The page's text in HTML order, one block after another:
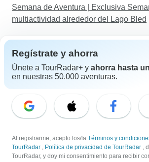
Semana de Aventura | Exclusiva
multiactividad alrededor del Lago Bled
Ayuda
Correo electrónico: support@tourradar.com
Selecciona el idioma
Copyright © TourRadar. Todos los derechos
Aviso legal Política de privacidad
Regístrate y ahorra
Únete a TourRadar+ y ahorra hasta
en nuestras 50.000 aventuras.
Al registrarme, acepto los/la Términos y
TourRadar , Política de privacidad de TourRadar ,
TourRadar, y doy mi consentimiento para recibir